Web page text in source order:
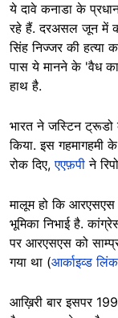
ये दावे कनाडा के
रहे हैं. दरअसल जून में
सिंह निज्जर की हत्या
पास ये मानने के 'वैध
हाथ है.
भारत ने जस्टिन
किया. इस गहमागहमी
रोक दिए,एएफ़पीने
मालूम हो कि आरएसएस
भूमिका निभाई है.
पर आरएसएस को
गया था (आर्काइव्ड लिंक
आख़िरी बार इसपर